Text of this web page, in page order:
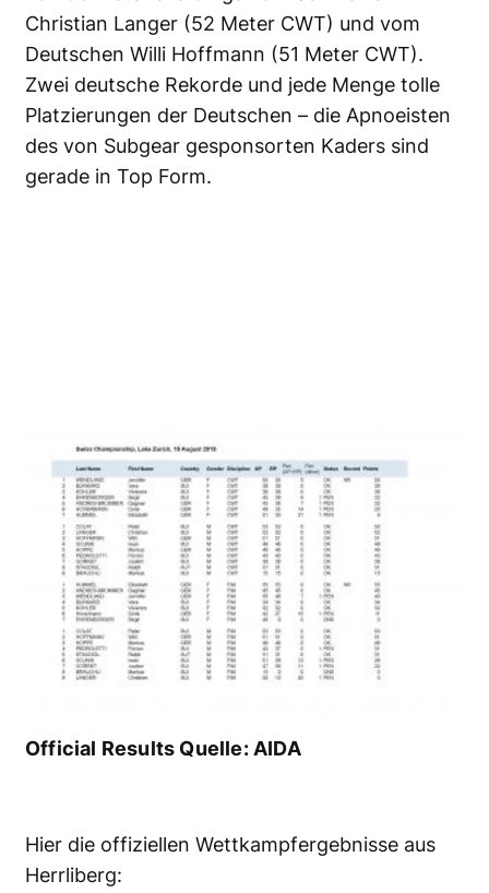
Christian Langer (52 Meter CWT) und vom
Deutschen Willi Hoffmann (51 Meter CWT).
Zwei deutsche Rekorde und jede Menge tolle
Platzierungen der Deutschen – die Apnoeisten
des von Subgear gesponsorten Kaders sind
gerade in Top Form.
Official Results Quelle: AIDA
Hier die offiziellen Wettkampfergebnisse aus
Herrliberg: